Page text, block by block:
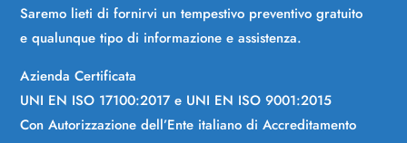
Saremo lieti di fornirvi un tempestivo preventivo gratuito
e qualunque tipo di informazione e assistenza.
Azienda Certificata
UNI EN ISO 17100:2017 e UNI EN ISO 9001:2015
Con Autorizzazione dell’Ente italiano di Accreditamento